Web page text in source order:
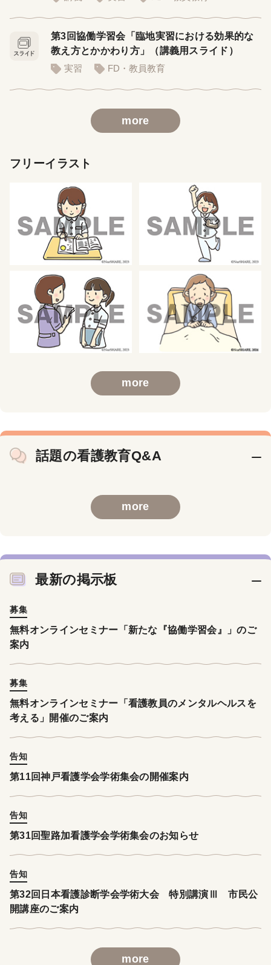
第3回協働学習会「臨地実習における効果的な
教え方とかかわり方」（講義用スライド）
実習
FD・教員教育
more
フリーイラスト
more
話題の看護教育Q&A
more
最新の掲示板
募集
無料オンラインセミナー「新たな『協働学習会』」のご
案内
募集
無料オンラインセミナー「看護教員のメンタルヘルスを
考える」開催のご案内
告知
第11回神戸看護学会学術集会の開催案内
告知
第31回聖路加看護学会学術集会のお知らせ
告知
第32回日本看護診断学会学術大会 特別講演Ⅲ 市民公
開講座のご案内
more